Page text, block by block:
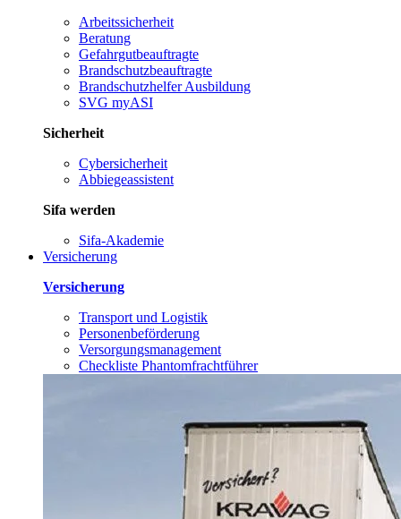
Arbeitssicherheit
Beratung
Gefahrgutbeauftragte
Brandschutzbeauftragte
Brandschutzhelfer Ausbildung
SVG myASI
Sicherheit
Cybersicherheit
Abbiegeassistent
Sifa werden
Sifa-Akademie
Versicherung
Versicherung
Transport und Logistik
Personenbeförderung
Versorgungsmanagement
Checkliste Phantomfrachtführer